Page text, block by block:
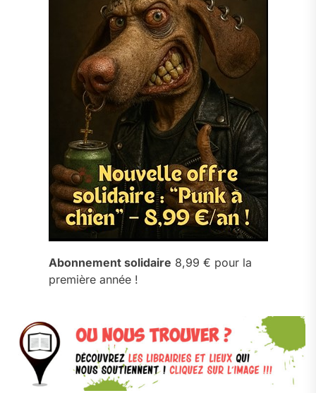
Abonnement solidaire 8,99 € pour la
première année !